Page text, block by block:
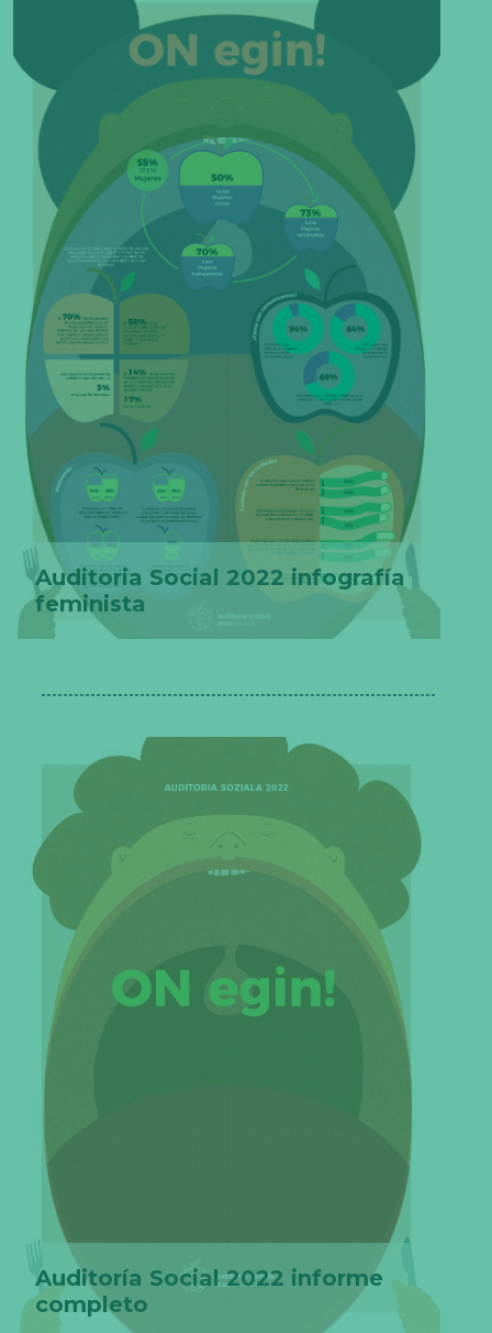
Auditoria Social 2022 infografía
feminista
Auditoría Social 2022 informe
completo